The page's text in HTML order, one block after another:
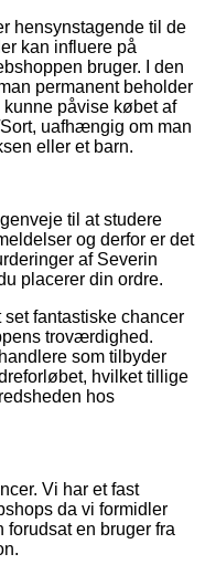
hensynstagende til de
kan influere på
bruger. I den
permanent beholder
påvise købet af
uafhængig om man
eller et barn.
til at studere
og derfor er det
af Severin
placerer din ordre.
fantastiske chancer
troværdighed.
som tilbyder
hvilket tillige
hos
Vi har et fast
da vi formidler
forudsat en bruger fra